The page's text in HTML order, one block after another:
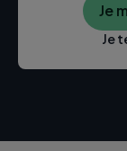
Je
Je